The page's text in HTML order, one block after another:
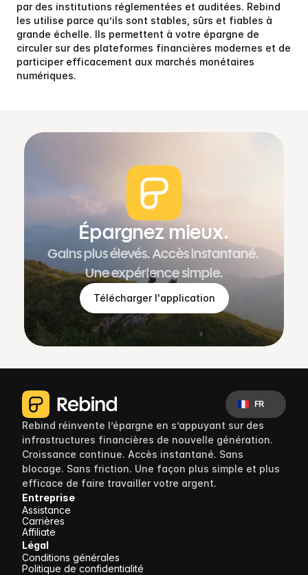
par des institutions réglementées et auditées. Rebind
les utilise parce qu’ils sont stables, sûrs et fiables à
grande échelle. Ils permettent à votre épargne de
circuler sur des plateformes financières modernes et de
participer efficacement aux marchés monétaires
numériques.
Épargnez mieux.
Gains plus élevés. Accès instantané.
Une expérience simple.
Télécharger l'application
Select Language
FR
Rebind réinvente l’épargne en s’appuyant sur des
infrastructures financières de nouvelle génération.
Croissance continue. Accès instantané. Sans
blocage. Sans friction. Une façon plus simple et plus
efficace de faire travailler votre argent.
Entreprise
Assistance
Carrières
Affiliate
Légal
Conditions générales
Politique de confidentialité